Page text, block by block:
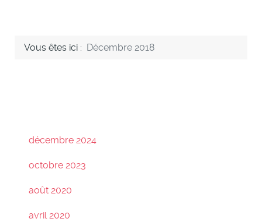
Vous êtes ici : Décembre 2018
décembre 2024
octobre 2023
août 2020
avril 2020